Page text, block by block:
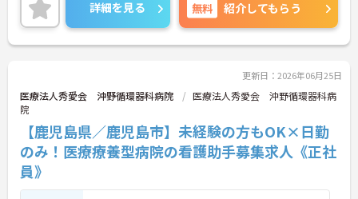
ご興味をお持ちの方はお気軽にお問い合わせくださ
い。
詳細を見る 無料 紹介してもらう
更新日：2026年06月25日
医療法人秀愛会 沖野循環器科病院
医療法人秀愛会 沖野循環器科病
院
【鹿児島県／鹿児島市】未経験の方もOK×日勤
のみ！医療療養型病院の看護助手募集求人《正社
員》